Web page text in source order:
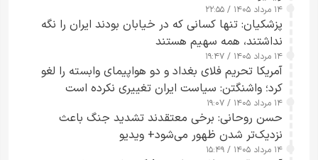
۱۴ مرداد ۱۴۰۵ / ۲۲:۵۵
پزشکیان: تنها کسانی که در خیابان بودند ایران را نگه
نداشتند، همه سهیم هستند
۱۴ مرداد ۱۴۰۵ / ۱۹:۴۷
آمریکا تحریم فلای بغداد و دو هواپیمای وابسته را لغو
کرد؛ واشنگتن: سیاست ایران تغییری نکرده است
۱۴ مرداد ۱۴۰۵ / ۱۹:۰۷
حسن روحانی: برخی معتقدند تشدید جنگ باعث
نزدیک‌تر شدن ظهور می‌شود+ ویدیو
۱۴ مرداد ۱۴۰۵ / ۱۵:۴۹